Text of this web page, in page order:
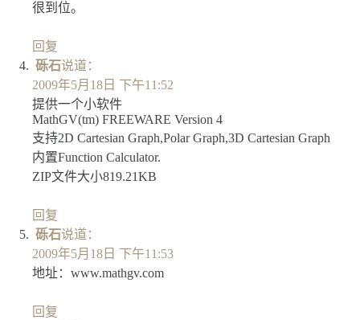
很到位。
回复
砾石说道：
2009年5月18日 下午11:52
提供一个小软件
MathGV(tm) FREEWARE Version 4
支持2D Cartesian Graph,Polar Graph,3D Cartesian Graph
内置Function Calculator.
ZIP文件大小819.21KB
回复
砾石说道：
2009年5月18日 下午11:53
地址：www.mathgv.com
回复